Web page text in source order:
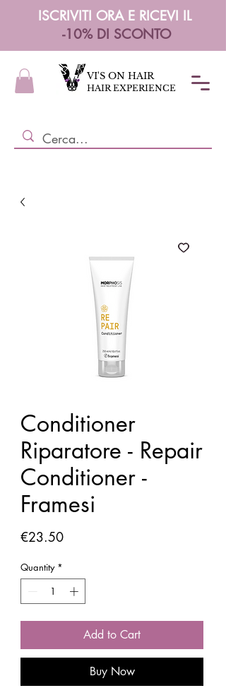
ISCRIVITI ORA E RICEVI IL
-10% DI SCONTO
HAIR EXPERIENCE
VI'S ON HAIR
Conditioner
Riparatore - Repair
Conditioner -
Framesi
€23.50Price
Quantity *
Add to Cart
Buy Now